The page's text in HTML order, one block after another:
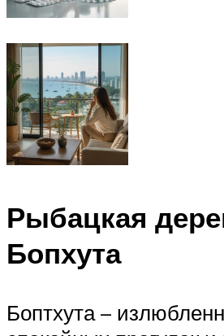
Рыбацкая
Бопхута
Боптхута –